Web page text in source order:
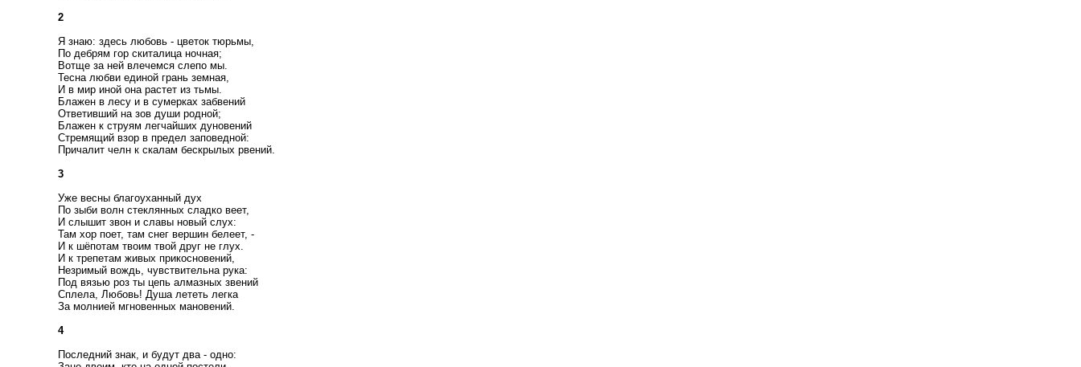
2
Я знаю: здесь любовь - цветок тюрьмы,
По дебрям гор скиталица ночная;
Вотще за ней влечемся слепо мы.
Тесна любви единой грань земная,
И в мир иной она растет из тьмы.
Блажен в лесу и в сумерках забвений
Ответивший на зов души родной;
Блажен к струям легчайших дуновений
Стремящий взор в предел заповедной:
Причалит челн к скалам бескрылых рвений.
3
Уже весны благоуханный дух
По зыби волн стеклянных сладко веет,
И слышит звон и славы новый слух:
Там хор поет, там снег вершин белеет, -
И к шёпотам твоим твой друг не глух.
И к трепетам живых прикосновений,
Незримый вождь, чувствительна рука:
Под вязью роз ты цепь алмазных звений
Сплела, Любовь! Душа лететь легка
За молнией мгновенных мановений.
4
Последний знак, и будут два - одно: